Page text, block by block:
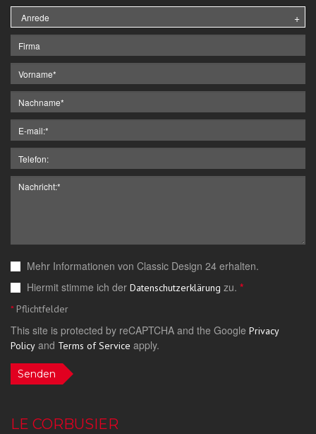
Mehr Informationen von Classic Design 24 erhalten.
Hiermit stimme ich der Datenschutzerklärung zu. *
*Pflichtfelder
This site is protected by reCAPTCHA and the Google Privacy
Policy and Terms of Service apply.
Senden
LE CORBUSIER